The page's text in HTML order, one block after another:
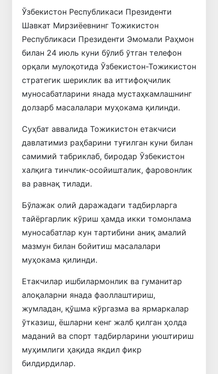
Ўзбекистон Республикаси Президенти
Шавкат Мирзиёевнинг Тожикистон
Республикаси Президенти Эмомали Раҳмон
билан 24 июль куни бўлиб ўтган телефон
орқали мулоқотида Ўзбекистон-Тожикистон
стратегик шериклик ва иттифоқчилик
муносабатларини янада мустаҳкамлашнинг
долзарб масалалари муҳокама қилинди.
Суҳбат аввалида Тожикистон етакчиси
давлатимиз раҳбарини туғилган куни билан
самимий табриклаб, биродар Ўзбекистон
халқига тинчлик-осойишталик, фаровонлик
ва равнақ тилади.
Бўлажак олий даражадаги тадбирларга
тайёргарлик кўриш ҳамда икки томонлама
муносабатлар кун тартибини аниқ амалий
мазмун билан бойитиш масалалари
муҳокама қилинди.
Етакчилар ишбилармонлик ва гуманитар
алоқаларни янада фаоллаштириш,
жумладан, қўшма кўргазма ва ярмаркалар
ўтказиш, ёшларни кенг жалб қилган ҳолда
маданий ва спорт тадбирларини уюштириш
муҳимлиги ҳақида якдил фикр
билдирдилар.